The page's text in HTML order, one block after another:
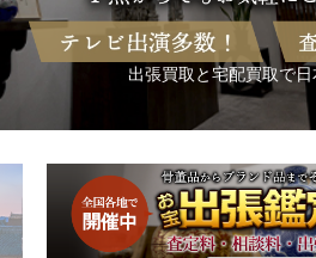
出張買取と宅配買取で